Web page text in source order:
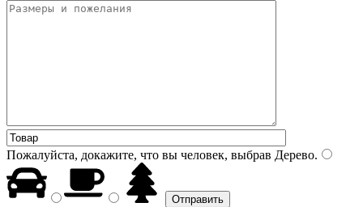
Пожалуйста, докажите, что вы человек, выбрав Дерево.